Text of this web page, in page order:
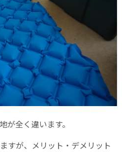
が全く違います。
すが、メリット・デメリット